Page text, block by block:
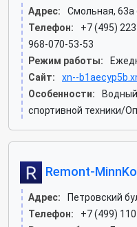
Адрес:
Смольная,
Телефон:
+7 (495)
968-070-53-53
Режим работы:
Сайт:
xn--
Особенности:
спортивной техники/
Remont-
Адрес:
Петровский
Телефон:
+7 (499)